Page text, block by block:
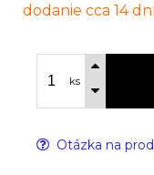
dodanie cca 14
ks
Otázka na